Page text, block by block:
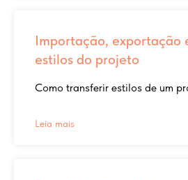
Importação, exportação
estilos do projeto
Como transferir estilos de um
Leia mais